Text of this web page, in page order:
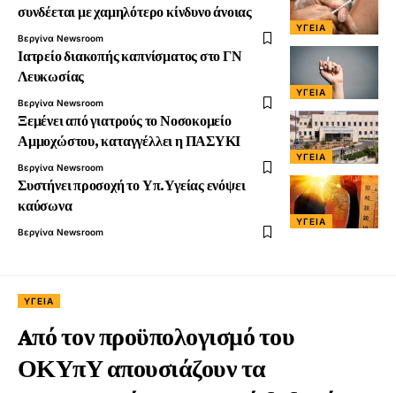
ΥΓΕΊΑ
συνδέεται με χαμηλότερο κίνδυνο άνοιας
Βεργίνα Newsroom
ΥΓΕΊΑ
Ιατρείο διακοπής καπνίσματος στο ΓΝ
Λευκωσίας
Βεργίνα Newsroom
ΥΓΕΊΑ
Ξεμένει από γιατρούς το Νοσοκομείο
Αμμοχώστου, καταγγέλλει η ΠΑΣΥΚΙ
Βεργίνα Newsroom
ΥΓΕΊΑ
Συστήνει προσοχή το Υπ.Υγείας ενόψει
καύσωνα
Βεργίνα Newsroom
ΥΓΕΊΑ
Aπό τον προϋπολογισμό του
ΟΚΥπΥ απουσιάζουν τα